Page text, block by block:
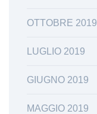
OTTOBRE 2019
LUGLIO 2019
GIUGNO 2019
MAGGIO 2019